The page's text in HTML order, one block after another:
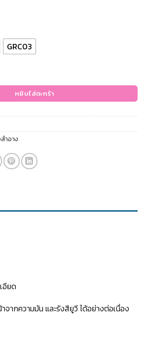
GRC03
จีอาร์ซี ชิ้น
หยิบใส่ตะกร้า
ำอาง
อียด
จากความมัน และรังสียูวี ได้อย่างต่อเนื่อง